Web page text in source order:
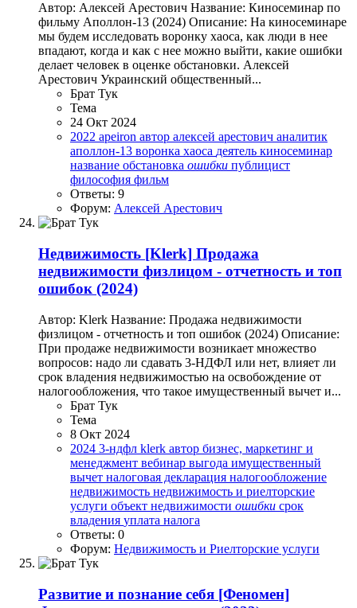
Автор: Алексей Арестович Название: Киносеминар по
фильму Аполлон-13 (2024) Описание: На киносеминаре
мы будем исследовать воронку хаоса, как люди в нее
впадают, когда и как с нее можно выйти, какие ошибки
делает человек в оценке обстановки. Алексей
Арестович Украинский общественный...
Брат Тук
Тема
24 Окт 2024
2022 apeiron автор алексей арестович аналитик
аполлон-13 воронка хаоса деятель киносеминар
название обстановка ошибки публицист
философия фильм
Ответы: 9
Форум: Алексей Арестович
Недвижимость [Klerk] Продажа
недвижимости физлицом - отчетность и топ
ошибок (2024)
Автор: Klerk Название: Продажа недвижимости
физлицом - отчетность и топ ошибок (2024) Описание:
При продаже недвижимости возникает множество
вопросов: надо ли сдавать 3-НДФЛ или нет, влияет ли
срок владения недвижимостью на освобождение от
налогообложения, что такое имущественный вычет и...
Брат Тук
Тема
8 Окт 2024
2024 3-ндфл klerk автор бизнес, маркетинг и
менеджмент вебинар выгода имущественный
вычет налоговая декларация налогообложение
недвижимость недвижимость и риелторские
услуги объект недвижимости ошибки срок
владения уплата налога
Ответы: 0
Форум: Недвижимость и Риелторские услуги
Развитие и познание себя [Феномен]